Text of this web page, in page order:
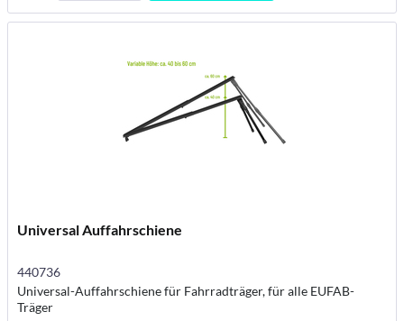
Universal Auffahrschiene
440736
Universal-Auffahrschiene für Fahrradträger, für alle EUFAB-
Träger